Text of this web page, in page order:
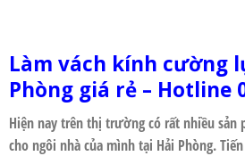
Làm vách kính cường
Phòng giá rẻ – Hotline
Hiện nay trên thị trường có rất nhiều sản
cho ngôi nhà của mình tại Hải Phòng.